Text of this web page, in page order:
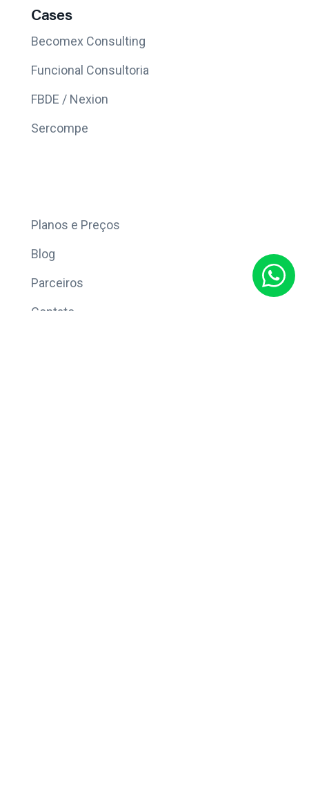
Cases
Becomex Consulting
Funcional Consultoria
FBDE / Nexion
Sercompe
Planos e Preços
Blog
Parceiros
Contato